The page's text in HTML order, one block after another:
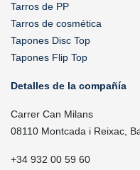
Tarros de PP
Tarros de cosmética
Tapones Disc Top
Tapones Flip Top
Detalles de la compañía
Carrer Can Milans
08110 Montcada i Reixac,
+34 932 00 59 60